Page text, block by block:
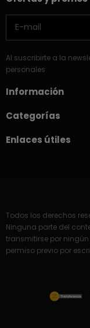
Al suscribirte a la
personales
Información
Categorías
Enlaces útiles
Todos los derechos
Ninguna parte del
transmitirse por
permiso previo por